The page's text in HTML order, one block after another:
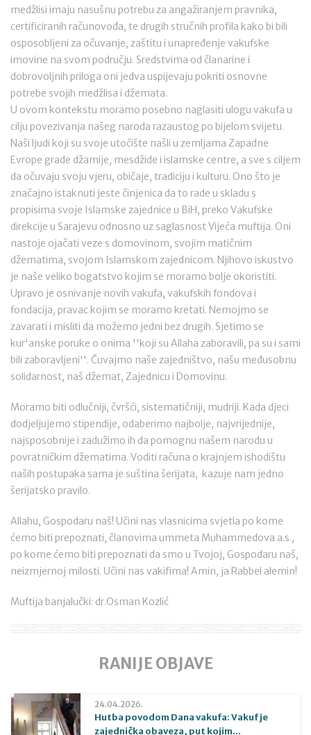
medžlisi imaju nasušnu potrebu za angažiranjem pravnika,
certificiranih računovođa, te drugih stručnih profila kako bi bili
osposobljeni za očuvanje, zaštitu i unapređenje vakufske
imovine na svom području. Sredstvima od članarine i
dobrovoljnih priloga oni jedva uspijevaju pokriti osnovne
potrebe svojih medžlisa i džemata.
U ovom kontekstu moramo posebno naglasiti ulogu vakufa u
cilju povezivanja našeg naroda razaustog po bijelom svijetu.
Naši ljudi koji su svoje utočište našli u zemljama Zapadne
Evrope grade džamije, mesdžide i islamske centre, a sve s ciljem
da očuvaju svoju vjeru, običaje, tradiciju i kulturu. Ono što je
značajno istaknuti jeste činjenica da to rade u skladu s
propisima svoje Islamske zajednice u BiH, preko Vakufske
direkcije u Sarajevu odnosno uz saglasnost Vijeća muftija. Oni
nastoje ojačati veze s domovinom, svojim matičnim
džematima, svojom Islamskom zajednicom. Njihovo iskustvo
je naše veliko bogatstvo kojim se moramo bolje okoristiti.
Upravo je osnivanje novih vakufa, vakufskih fondova i
fondacija, pravac kojim se moramo kretati. Nemojmo se
zavarati i misliti da možemo jedni bez drugih. Sjetimo se
kur'anske poruke o onima ''koji su Allaha zaboravili, pa su i sami
bili zaboravljeni''. Čuvajmo naše zajedništvo, našu međusobnu
solidarnost, naš džemat, Zajednicu i Domovinu.
Moramo biti odlučniji, čvršći, sistematičniji, mudriji. Kada djeci
dodjeljujemo stipendije, odaberimo najbolje, najvrijednije,
najsposobnije i zadužimo ih da pomognu našem narodu u
povratničkim džematima. Voditi računa o krajnjem ishodištu
naših postupaka sama je suština šerijata, kazuje nam jedno
šerijatsko pravilo.
Allahu, Gospodaru naš! Učini nas vlasnicima svjetla po kome
ćemo biti prepoznati, članovima ummeta Muhammedova a.s.,
po kome ćemo biti prepoznati da smo u Tvojoj, Gospodaru naš,
neizmjernoj milosti. Učini nas vakifima! Amin, ja Rabbel alemin!
Muftija banjalučki: dr.Osman Kozlić
RANIJE OBJAVE
24.04.2026.
Hutba povodom Dana vakufa: Vakuf je
zajednička obaveza, put kojim...